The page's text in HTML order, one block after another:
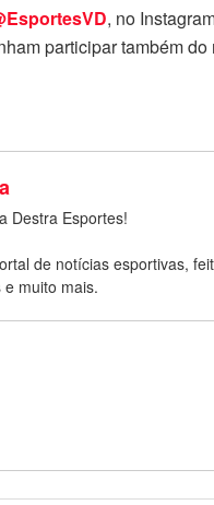
, no
participar também
Destra Esportes!
de notícias esportivas,
muito mais.